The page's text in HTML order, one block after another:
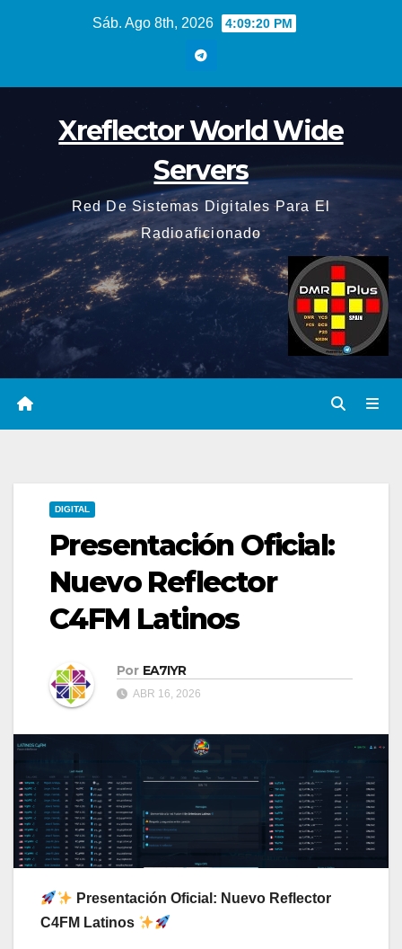
Sáb. Ago 8th, 2026 4:09:21 PM
Xreflector World Wide
Servers
Red De Sistemas Digitales Para El
Radioaficionado
DIGITAL
Presentación Oficial:
Nuevo Reflector
C4FM Latinos
Por EA7IYR
ABR 16, 2026
Presentación Oficial: Nuevo Reflector
C4FM Latinos